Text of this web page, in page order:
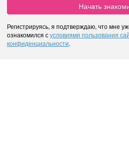
Начать
Регистрируясь, я подтверждаю, что мне
ознакомился сусловиями пользования
конфиденциальности.